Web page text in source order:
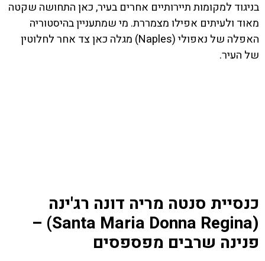
בניגוד למקומות תיירותיים אחרים בעיר, כאן התחושה שקטה
מאוד ולעיתים אפילו מצמררת. מי שמתעניין בהיסטוריה
האפלה של נאפולי (Naples) מגלה כאן צד אחר לחלוטין
של העיר.
כנסיית סנטה מריה דונה רג'ינה
(Santa Maria Donna Regina) –
פנינה שרבים מפספסים